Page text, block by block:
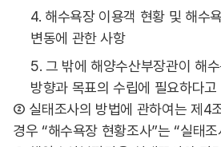
4. 해수욕장 이용객 현황 및 해수
변동에 관한 사항
5. 그 밖에 해양수산부장관이 해
방향과 목표의 수립에 필요하다
② 실태조사의 방법에 관하여는 제4
경우 “해수욕장 현황조사”는 “실태